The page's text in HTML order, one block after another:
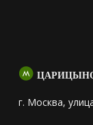
г. Москва,